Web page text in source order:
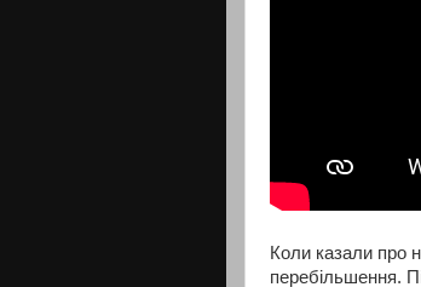
Коли казали про
перебільшення.